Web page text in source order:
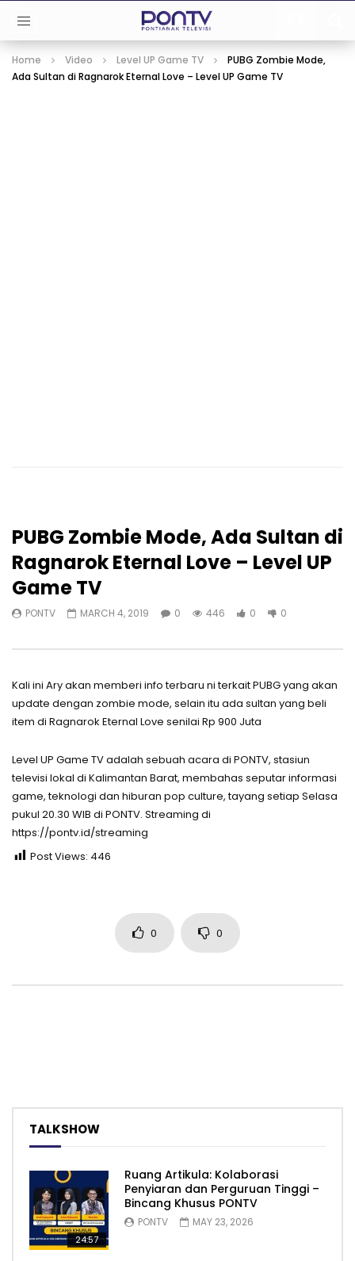
Home Video Level UP Game TV
PUBG Zombie Mode,
Ada Sultan di Ragnarok Eternal Love – Level UP Game TV
PUBG Zombie Mode, Ada Sultan di
Ragnarok Eternal Love – Level UP
Game TV
PONTV MARCH 4, 2019 0 446 0 0
Kali ini Ary akan memberi info terbaru ni terkait PUBG yang akan
update dengan zombie mode, selain itu ada sultan yang beli
item di Ragnarok Eternal Love senilai Rp 900 Juta
Level UP Game TV adalah sebuah acara di PONTV, stasiun
televisi lokal di Kalimantan Barat, membahas seputar informasi
game, teknologi dan hiburan pop culture, tayang setiap Selasa
pukul 20.30 WIB di PONTV. Streaming di
https://pontv.id/streaming
Post Views: 446
0 0
TALKSHOW
24:57
Ruang Artikula: Kolaborasi
Penyiaran dan Perguruan Tinggi –
Bincang Khusus PONTV
PONTV MAY 23, 2026